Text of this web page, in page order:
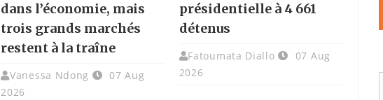
dans l’économie, mais
trois grands marchés
restent à la traîne
Vanessa Ndong
07 Aug
2026
présidentielle à 4 661
détenus
Fatoumata Diallo
07 Aug
2026